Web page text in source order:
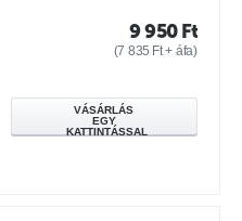
9 950 Ft
(7 835 Ft+ áfa)
VÁSÁRLÁS
EGY
KATTINTÁSSAL